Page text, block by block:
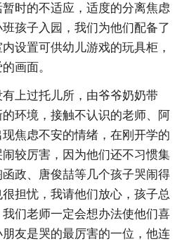
时的不适应，适度的分离焦虑
孩子入园，我们为他们配备了
设置可供幼儿游戏的玩具柜，
画面。
上过托儿所，由爷爷奶奶带
环境，接触不认识的老师、阿
焦虑不安的情绪，在刚开学的
较厉害，因为他们还不习惯集
政、唐俊喆等几个孩子哭闹得
担忧，我请他们放心，孩子总
们老师一定会想办法使他们喜
友是哭的最厉害的一位，他连